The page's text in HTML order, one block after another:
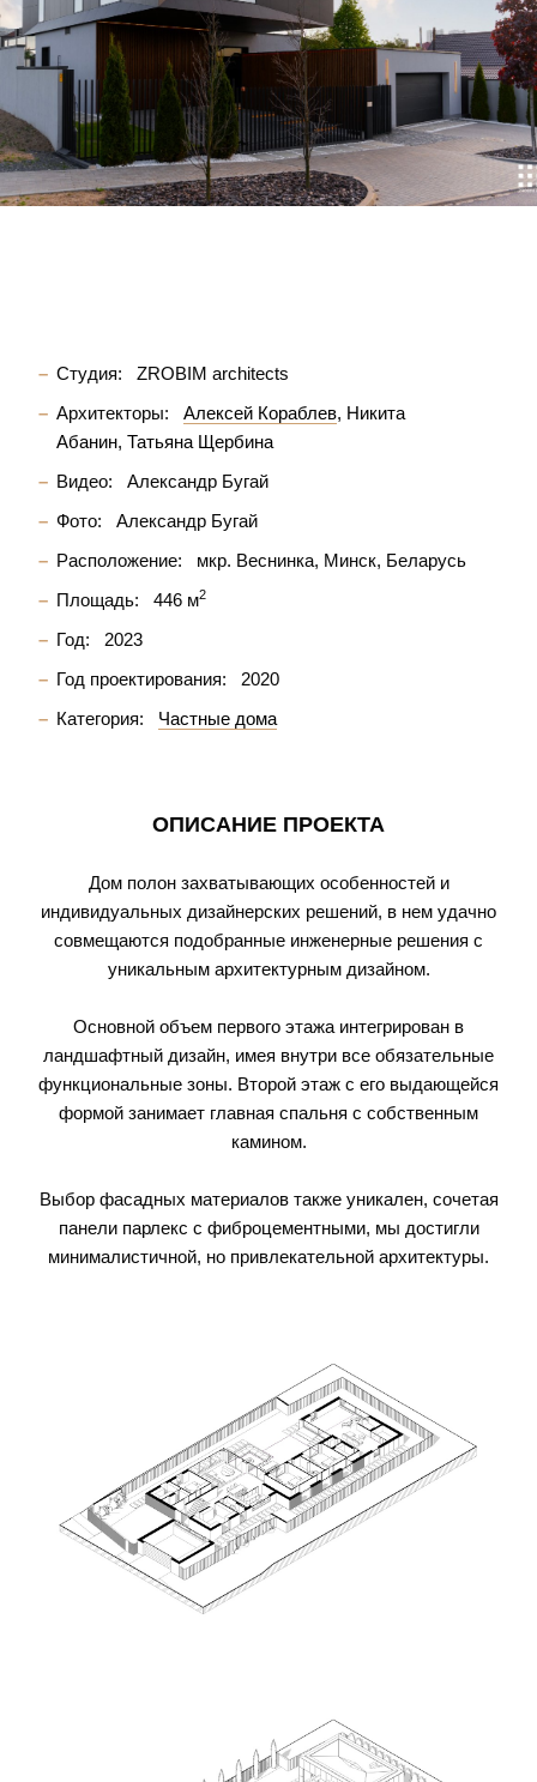
Студия:
ZROBIM architects
Архитекторы:
Алексей Кораблев Никита
Абанин Татьяна Щербина
Видео:
Александр Бугай
Фото:
Александр Бугай
Расположение:
мкр. Веснинка, Минск, Беларусь
Площадь:
446 м2
Год:
2023
Год проектирования:
2020
Категория:
Частные дома
ОПИСАНИЕ ПРОЕКТА
Дом полон захватывающих особенностей и
индивидуальных дизайнерских решений, в нем удачно
совмещаются подобранные инженерные решения с
уникальным архитектурным дизайном.
Основной объем первого этажа интегрирован в
ландшафтный дизайн, имея внутри все обязательные
функциональные зоны. Второй этаж с его выдающейся
формой занимает главная спальня с собственным
камином.
Выбор фасадных материалов также уникален, сочетая
панели парлекс с фиброцементными, мы достигли
минималистичной, но привлекательной архитектуры.